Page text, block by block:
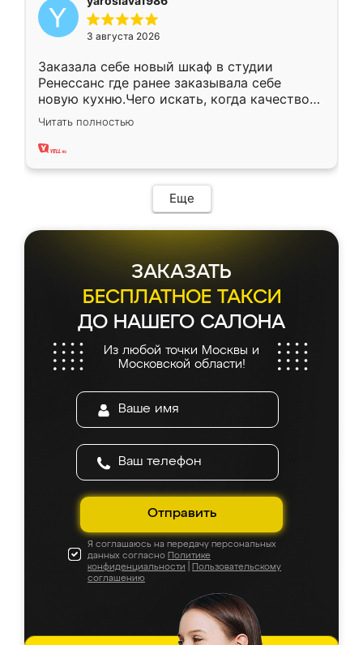
3 августа 2026
Заказала себе новый шкаф в студии
Ренессанс где ранее заказывала себе
новую кухню.Чего искать, когда качеством
вполне довольна. Служит кухня уже почти
два года, нареканий нет.
Читать полностью
Еще
ЗАКАЗАТЬ
БЕСПЛАТНОЕ ТАКСИ
ДО НАШЕГО САЛОНА
Из любой точки Москвы и
Московской области!
Отправить
Я соглашаюсь на передачу персональных
данных согласно Политике
конфиденциальности
Пользовательскому
соглашению